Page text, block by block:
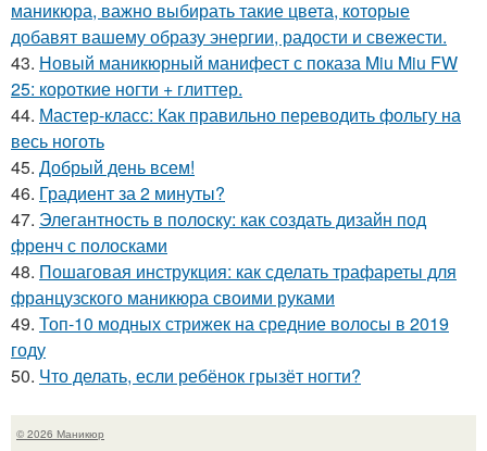
маникюра, важно выбирать такие цвета, которые
добавят вашему образу энергии, радости и свежести.
43. Новый маникюрный манифест с показа Miu Miu FW
25: короткие ногти + глиттер.
44. Мастер-класс: Как правильно переводить фольгу на
весь ноготь
45. Добрый день всем!
46. Градиент за 2 минуты?
47. Элегантность в полоску: как создать дизайн под
френч с полосками
48. Пошаговая инструкция: как сделать трафареты для
французского маникюра своими руками
49. Топ-10 модных стрижек на средние волосы в 2019
году
50. Что делать, если ребёнок грызёт ногти?
© 2026 Маникюр